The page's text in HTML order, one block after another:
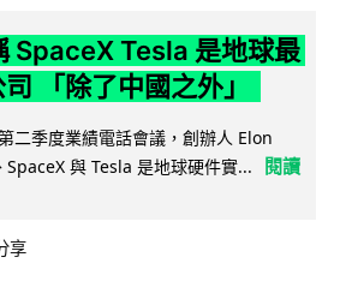
SpaceX Tesla 是地球最
「除了中國之外」
二季度業績電話會議，創辦人 Elon
與 Tesla 是地球硬件實...
閱讀
享